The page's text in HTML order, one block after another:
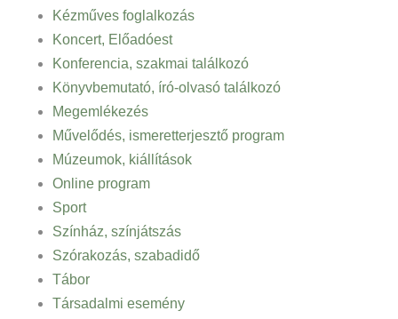
Kézműves foglalkozás
Koncert, Előadóest
Konferencia, szakmai találkozó
Könyvbemutató, író-olvasó találkozó
Megemlékezés
Művelődés, ismeretterjesztő program
Múzeumok, kiállítások
Online program
Sport
Színház, színjátszás
Szórakozás, szabadidő
Tábor
Társadalmi esemény